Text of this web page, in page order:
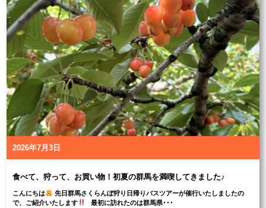
2026年7月3日
食べて、狩って、お買い物！初夏の群馬を満喫してきました♪
こんにちは
先日群馬さくらんぼ狩り日帰りバスツアーが催行いたしましたの
で、ご紹介いたします
最初に訪れたのは群馬県･･･